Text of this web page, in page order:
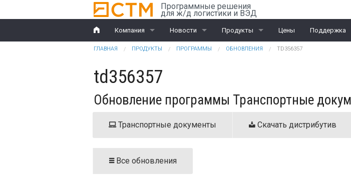
Перейти к основному содержанию Программные решения
для ж/д логистики и ВЭД
Компания
История
Награды
Партнеры
Клиенты
Обучение
Новости
Компания
ВЭД
Продукты
Rail-Офис
ЭД и ПИ
Интеграционные проекты
Цены Поддержка
Вы здесь
ГЛАВНАЯ ПРОДУКТЫ ПРОГРАММЫ ОБНОВЛЕНИЯ TD356357
td356357
Обновление программы Транспортные
Транспортные документы Скачать дистрибутив
Все обновления